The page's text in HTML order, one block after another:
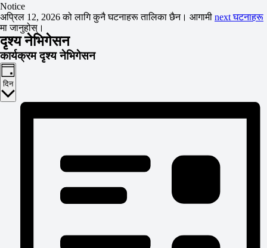
Notice
अप्रिल 12, 2026 को लागि कुनै घटनाहरू तालिका छैन। आगामी next घटनाहरू
मा जानुहोस्।
दृश्य नेभिगेसन
कार्यक्रम दृश्य नेभिगेसन
दिन